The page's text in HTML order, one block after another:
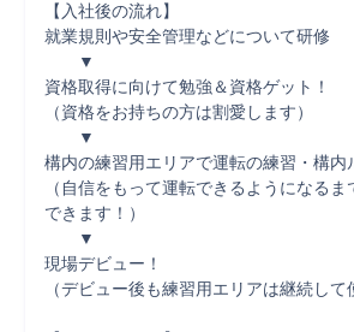
【入社後の流れ】
就業規則や安全管理などについて研修
▼
資格取得に向けて勉強＆資格ゲット！
（資格をお持ちの方は割愛します）
▼
構内の練習用エリアで運転の練習・構内
（自信をもって運転できるようになる
できます！）
▼
現場デビュー！
（デビュー後も練習用エリアは継続して